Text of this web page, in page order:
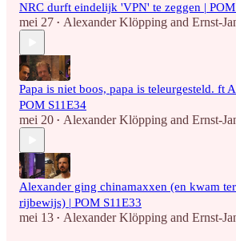
NRC durft eindelijk 'VPN' te zeggen | POM
mei 27 • Alexander Klöpping and Ernst-
Papa is niet boos, papa is teleurgesteld. ft
POM S11E34
mei 20 • Alexander Klöpping and Ernst-
Alexander ging chinamaxxen (en kwam
rijbewijs) | POM S11E33
mei 13 • Alexander Klöpping and Ernst-